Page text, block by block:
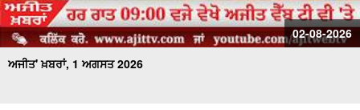
02-08-2026
ਅਜੀਤ' ਖ਼ਬਰਾਂ, 1 ਅਗਸਤ 2026